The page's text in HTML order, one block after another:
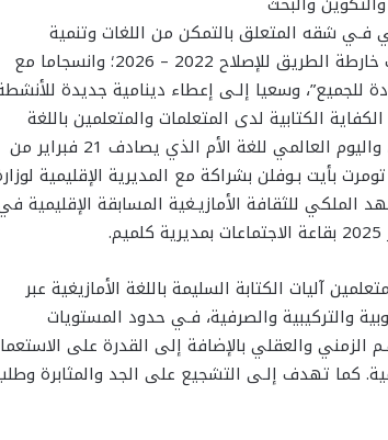
البيداغوجي فـي شقه المتعلق بالتمكن من اللغات وتنمية
الكفايات اللغوية لدى المتعلمين، وانسجاما مع أهداف والتزامات خارطة الطريق للإصلاح 2022 – 2026؛ وانسجاما مع
وسعيا إلـى إعطاء دينامية جديدة
الكتابية لدى المتعلمات والمتعلمين باللغة
الأمازيغية، وفـي إطار الاحتفال بالسنة الأمازيغية الجديدة 2975، واليوم العالمي للغة الأم الذي يصادف 21 فبراير من
بأيت بـوفلن بشراكة مع المديرية الإقليمية
الملكي للثقافة الأمازيـغية المسابقة الإقليمية
آليات الكتابة السليمة باللغة الأمازيغية عبر
والتركيبية والصرفية، فـي حدود المستويات
الزمني والعقلي بالإضافة إلى القدرة على
كما تهدف إلـى التشجيع على الجد والمثابرة